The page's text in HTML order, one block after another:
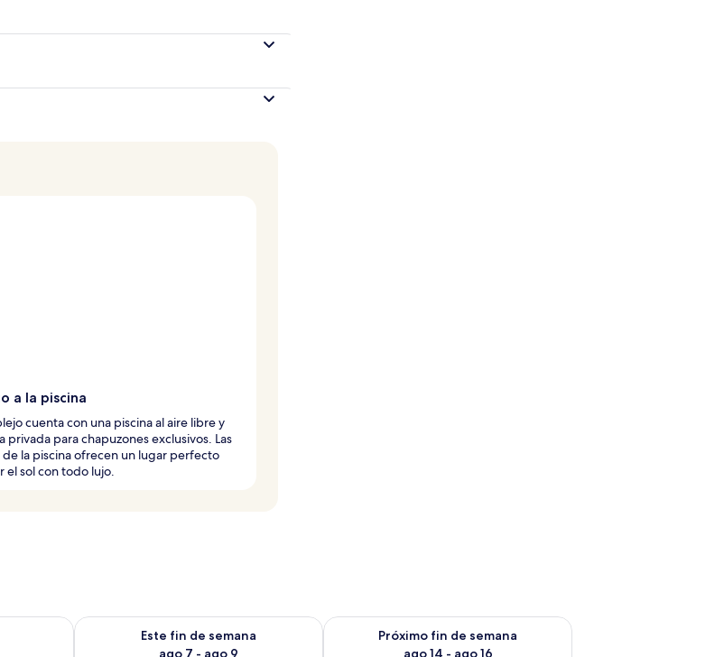
a la piscina
cuenta con una piscina al aire libre y
privada para chapuzones exclusivos. Las
la piscina ofrecen un lugar perfecto
el sol con todo lujo.
mañana ago 8 - ago 9
Este fin de semana
ago 7 - ago 9
Consulta la disponibilidad para este fin de semana ago 7 - ago 9
Próximo fin de semana
ago 14 - ago 16
Consulta la disponibilidad para el próximo fin de semana ago